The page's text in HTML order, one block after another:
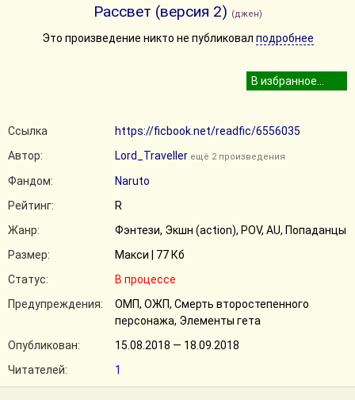
Рассвет (версия 2) (джен)
Это произведение никто не публиковал подробнее
Ссылка
https://ficbook.net/readfic/6556035
Автор:
Lord_Traveller ещё 2 произведения
Фандом:
Naruto
Рейтинг:
R
Жанр:
Фэнтези, Экшн (action), POV, AU, Попаданцы
Размер:
Макси | 77 Кб
Статус:
В процессе
Предупреждения:
ОМП, ОЖП, Смерть второстепенного
персонажа, Элементы гета
Опубликован:
15.08.2018 — 18.09.2018
Читателей:
1